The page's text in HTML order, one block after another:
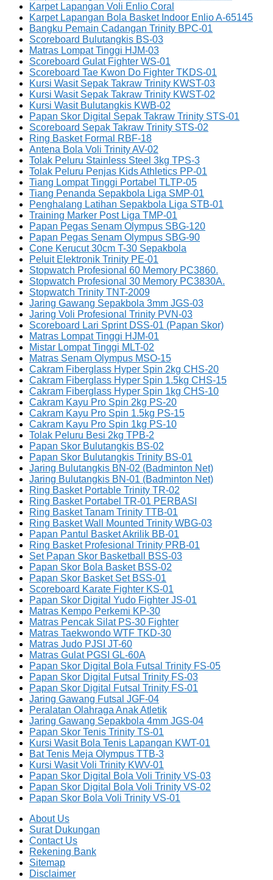
Karpet Lapangan Voli Enlio Coral
Karpet Lapangan Bola Basket Indoor Enlio A-65145
Bangku Pemain Cadangan Trinity BPC-01
Scoreboard Bulutangkis BS-03
Matras Lompat Tinggi HJM-03
Scoreboard Gulat Fighter WS-01
Scoreboard Tae Kwon Do Fighter TKDS-01
Kursi Wasit Sepak Takraw Trinity KWST-03
Kursi Wasit Sepak Takraw Trinity KWST-02
Kursi Wasit Bulutangkis KWB-02
Papan Skor Digital Sepak Takraw Trinity STS-01
Scoreboard Sepak Takraw Trinity STS-02
Ring Basket Formal RBF-18
Antena Bola Voli Trinity AV-02
Tolak Peluru Stainless Steel 3kg TPS-3
Tolak Peluru Penjas Kids Athletics PP-01
Tiang Lompat Tinggi Portabel TLTP-05
Tiang Penanda Sepakbola Liga SMP-01
Penghalang Latihan Sepakbola Liga STB-01
Training Marker Post Liga TMP-01
Papan Pegas Senam Olympus SBG-120
Papan Pegas Senam Olympus SBG-90
Cone Kerucut 30cm T-30 Sepakbola
Peluit Elektronik Trinity PE-01
Stopwatch Profesional 60 Memory PC3860.
Stopwatch Profesional 30 Memory PC3830A.
Stopwatch Trinity TNT-2009
Jaring Gawang Sepakbola 3mm JGS-03
Jaring Voli Profesional Trinity PVN-03
Scoreboard Lari Sprint DSS-01 (Papan Skor)
Matras Lompat Tinggi HJM-01
Mistar Lompat Tinggi MLT-02
Matras Senam Olympus MSO-15
Cakram Fiberglass Hyper Spin 2kg CHS-20
Cakram Fiberglass Hyper Spin 1.5kg CHS-15
Cakram Fiberglass Hyper Spin 1kg CHS-10
Cakram Kayu Pro Spin 2kg PS-20
Cakram Kayu Pro Spin 1.5kg PS-15
Cakram Kayu Pro Spin 1kg PS-10
Tolak Peluru Besi 2kg TPB-2
Papan Skor Bulutangkis BS-02
Papan Skor Bulutangkis Trinity BS-01
Jaring Bulutangkis BN-02 (Badminton Net)
Jaring Bulutangkis BN-01 (Badminton Net)
Ring Basket Portable Trinity TR-02
Ring Basket Portabel TR-01 PERBASI
Ring Basket Tanam Trinity TTB-01
Ring Basket Wall Mounted Trinity WBG-03
Papan Pantul Basket Akrilik BB-01
Ring Basket Profesional Trinity PRB-01
Set Papan Skor Basketball BSS-03
Papan Skor Bola Basket BSS-02
Papan Skor Basket Set BSS-01
Scoreboard Karate Fighter KS-01
Papan Skor Digital Yudo Fighter JS-01
Matras Kempo Perkemi KP-30
Matras Pencak Silat PS-30 Fighter
Matras Taekwondo WTF TKD-30
Matras Judo PJSI JT-60
Matras Gulat PGSI GL-60A
Papan Skor Digital Bola Futsal Trinity FS-05
Papan Skor Digital Futsal Trinity FS-03
Papan Skor Digital Futsal Trinity FS-01
Jaring Gawang Futsal JGF-04
Peralatan Olahraga Anak Atletik
Jaring Gawang Sepakbola 4mm JGS-04
Papan Skor Tenis Trinity TS-01
Kursi Wasit Bola Tenis Lapangan KWT-01
Bat Tenis Meja Olympus TTB-3
Kursi Wasit Voli Trinity KWV-01
Papan Skor Digital Bola Voli Trinity VS-03
Papan Skor Digital Bola Voli Trinity VS-02
Papan Skor Bola Voli Trinity VS-01
About Us
Surat Dukungan
Contact Us
Rekening Bank
Sitemap
Disclaimer